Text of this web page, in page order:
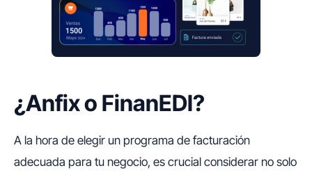
¿Anfix o FinanEDI?
A la hora de elegir un programa de facturación
adecuada para tu negocio, es crucial considerar no solo